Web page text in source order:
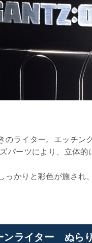
のライター。エッチン
パーツにより、立体的
っかりと彩色が施され
ンライター ぬら